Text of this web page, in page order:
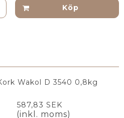
Köp
Wakol D 3540 0,8kg
587,83 SEK
(inkl. moms)